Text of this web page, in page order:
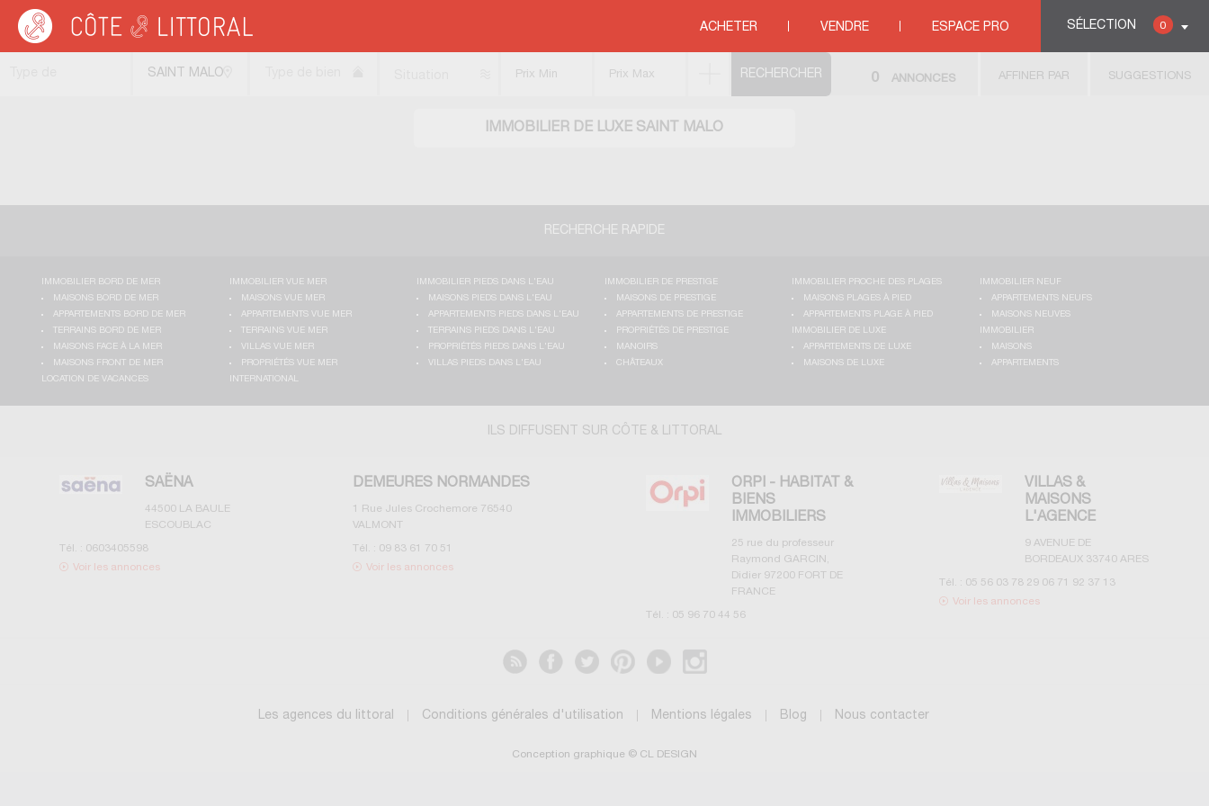
SÉLECTION 0
ACHETER VENDRE ESPACE PRO
Côte & Littoral > Immobilier de luxe>BRETAGNE
IMMOBILIER DE LUXE SAINT MALO
SAINT MALO
AFFINER PAR SUGGESTIONS
0 ANNONCES
RECHERCHE RAPIDE
IMMOBILIER BORD DE MER
MAISONS BORD DE MER
APPARTEMENTS BORD DE MER
TERRAINS BORD DE MER
MAISONS FACE À LA MER
MAISONS FRONT DE MER
IMMOBILIER VUE MER
MAISONS VUE MER
APPARTEMENTS VUE MER
TERRAINS VUE MER
VILLAS VUE MER
PROPRIÉTÉS VUE MER
IMMOBILIER PIEDS DANS L'EAU
MAISONS PIEDS DANS L'EAU
APPARTEMENTS PIEDS DANS L'EAU
TERRAINS PIEDS DANS L'EAU
PROPRIÉTÉS PIEDS DANS L'EAU
VILLAS PIEDS DANS L'EAU
IMMOBILIER DE PRESTIGE
MAISONS DE PRESTIGE
APPARTEMENTS DE PRESTIGE
PROPRIÉTÉS DE PRESTIGE
MANOIRS
CHÂTEAUX
IMMOBILIER PROCHE DES PLAGES
MAISONS PLAGES À PIED
APPARTEMENTS PLAGE À PIED
IMMOBILIER NEUF
APPARTEMENTS NEUFS
MAISONS NEUVES
IMMOBILIER DE LUXE
APPARTEMENTS DE LUXE
MAISONS DE LUXE
IMMOBILIER
MAISONS
APPARTEMENTS
LOCATION DE VACANCES
INTERNATIONAL
ILS DIFFUSENT SUR CÔTE & LITTORAL
SAËNA
44500 LA BAULE
ESCOUBLAC
Tél. : 0603405598
Voir les annonces
DEMEURES NORMANDES
1 Rue Jules Crochemore 76540
VALMONT
Tél. : 09 83 61 70 51
Voir les annonces
ORPI - HABITAT &
BIENS
IMMOBILIERS
25 rue du professeur
Raymond GARCIN,
Didier 97200 FORT DE
FRANCE
Tél. : 05 96 70 44 56
VILLAS &
MAISONS
L'AGENCE
9 AVENUE DE
BORDEAUX 33740 ARES
Tél. : 05 56 03 78 29 06 71 92 37 13
Voir les annonces
Les agences du littoral Conditions générales d'utilisation Mentions légales Blog Nous contacter
Conception graphique © CL DESIGN